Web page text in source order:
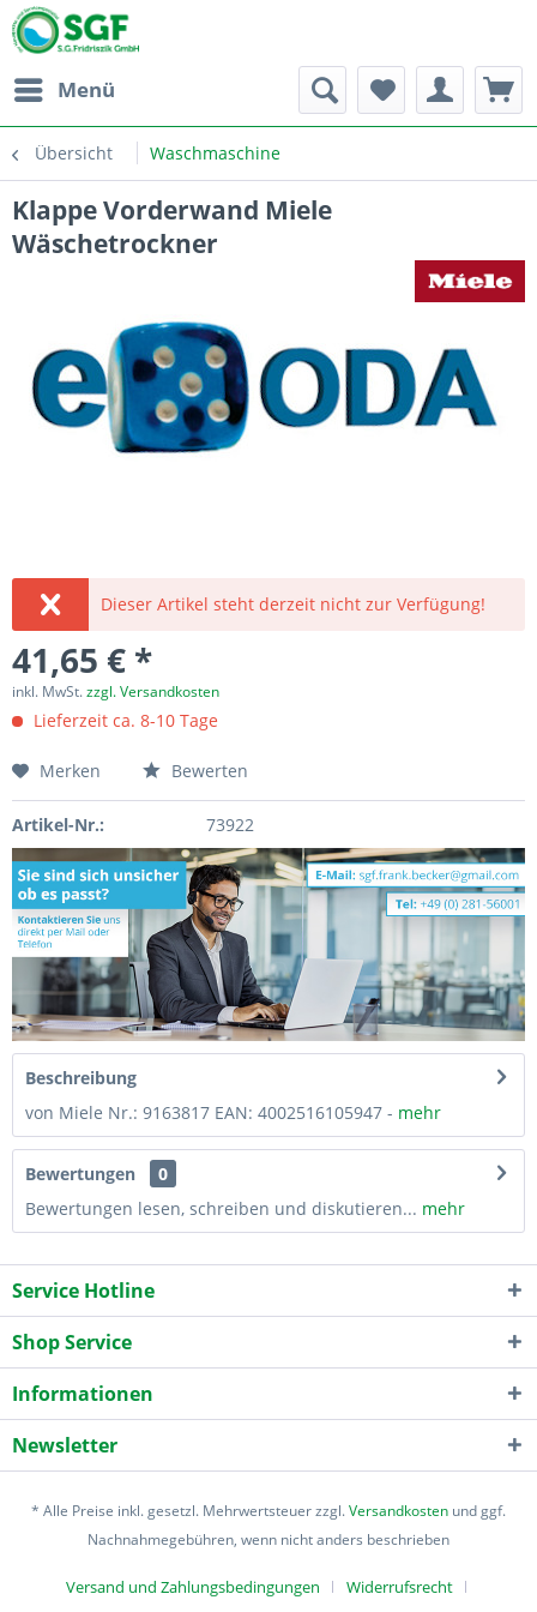
Menü
Übersicht Waschmaschine
Klappe Vorderwand Miele
Wäschetrockner
Dieser Artikel steht derzeit nicht zur Verfügung!
41,65 € *
inkl. MwSt.zzgl. Versandkosten
Lieferzeit ca. 8-10 Tage
Merken Bewerten
Artikel-Nr.: 73922
Beschreibung
von Miele Nr.: 9163817 EAN: 4002516105947 - mehr
Bewertungen
0
Bewertungen lesen, schreiben und diskutieren... mehr
Service Hotline
Shop Service
Informationen
Newsletter
* Alle Preise inkl. gesetzl. Mehrwertsteuer zzgl.Versandkosten und ggf.
Nachnahmegebühren, wenn nicht anders beschrieben
Versand und Zahlungsbedingungen Widerrufsrecht